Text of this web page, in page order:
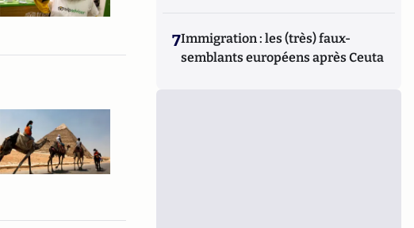
7Immigration : les (très) faux-
semblants européens après Ceuta